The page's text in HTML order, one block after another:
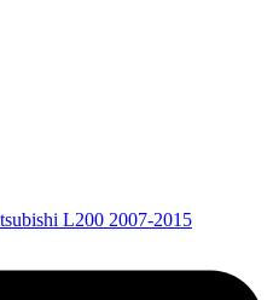
L200 2007-2015